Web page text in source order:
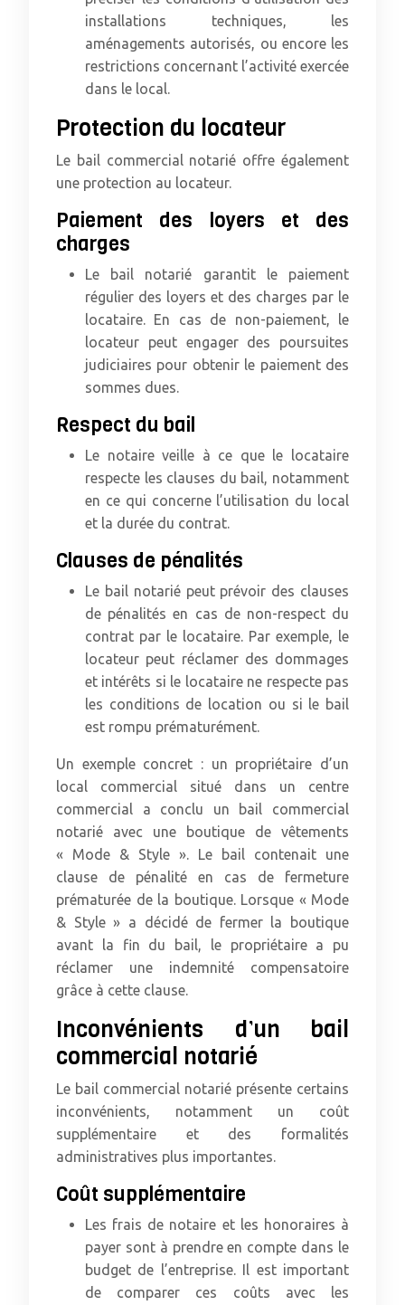
installations techniques, les
aménagements autorisés, ou encore les
restrictions concernant l’activité exercée
dans le local.
Protection du locateur
Le bail commercial notarié offre également
une protection au locateur.
Paiement des loyers et des
charges
Le bail notarié garantit le paiement
régulier des loyers et des charges par le
locataire. En cas de non-paiement, le
locateur peut engager des poursuites
judiciaires pour obtenir le paiement des
sommes dues.
Respect du bail
Le notaire veille à ce que le locataire
respecte les clauses du bail, notamment
en ce qui concerne l’utilisation du local
et la durée du contrat.
Clauses de pénalités
Le bail notarié peut prévoir des clauses
de pénalités en cas de non-respect du
contrat par le locataire. Par exemple, le
locateur peut réclamer des dommages
et intérêts si le locataire ne respecte pas
les conditions de location ou si le bail
est rompu prématurément.
Un exemple concret : un propriétaire d’un
local commercial situé dans un centre
commercial a conclu un bail commercial
notarié avec une boutique de vêtements
« Mode & Style ». Le bail contenait une
clause de pénalité en cas de fermeture
prématurée de la boutique. Lorsque « Mode
& Style » a décidé de fermer la boutique
avant la fin du bail, le propriétaire a pu
réclamer une indemnité compensatoire
grâce à cette clause.
Inconvénients d’un bail
commercial notarié
Le bail commercial notarié présente certains
inconvénients, notamment un coût
supplémentaire et des formalités
administratives plus importantes.
Coût supplémentaire
Les frais de notaire et les honoraires à
payer sont à prendre en compte dans le
budget de l’entreprise. Il est important
de comparer ces coûts avec les